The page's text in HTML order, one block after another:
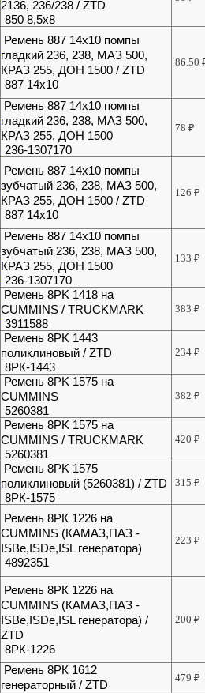
2136, 236/238 / ZTD
850 8,5х8
Ремень 887 14х10 помпы
гладкий 236, 238, МАЗ 500,
КРАЗ 255, ДОН 1500 / ZTD
887 14х10
86.50
Ремень 887 14х10 помпы
гладкий 236, 238, МАЗ 500,
КРАЗ 255, ДОН 1500
236-1307170
78₽
Ремень 887 14х10 помпы
зубчатый 236, 238, МАЗ 500,
КРАЗ 255, ДОН 1500 / ZTD
887 14х10
126₽
Ремень 887 14х10 помпы
зубчатый 236, 238, МАЗ 500,
КРАЗ 255, ДОН 1500
236-1307170
133₽
Ремень 8РK 1418 на
CUMMINS / TRUCKMARK
3911588
383₽
Ремень 8РK 1443
поликлиновый / ZTD
8РК-1443
234₽
Ремень 8РK 1575 на
CUMMINS
5260381
382₽
Ремень 8РK 1575 на
CUMMINS / TRUCKMARK
5260381
420₽
Ремень 8РK 1575
поликлиновый (5260381) / ZTD
8РК-1575
315₽
Ремень 8РК 1226 на
CUMMINS (КАМАЗ,ПАЗ -
ISBe,ISDe,ISL генератора)
4892351
223₽
Ремень 8РК 1226 на
CUMMINS (КАМАЗ,ПАЗ -
ISBe,ISDe,ISL генератора) /
ZTD
8РК-1226
200₽
Ремень 8РК 1612
генераторный / ZTD
479₽